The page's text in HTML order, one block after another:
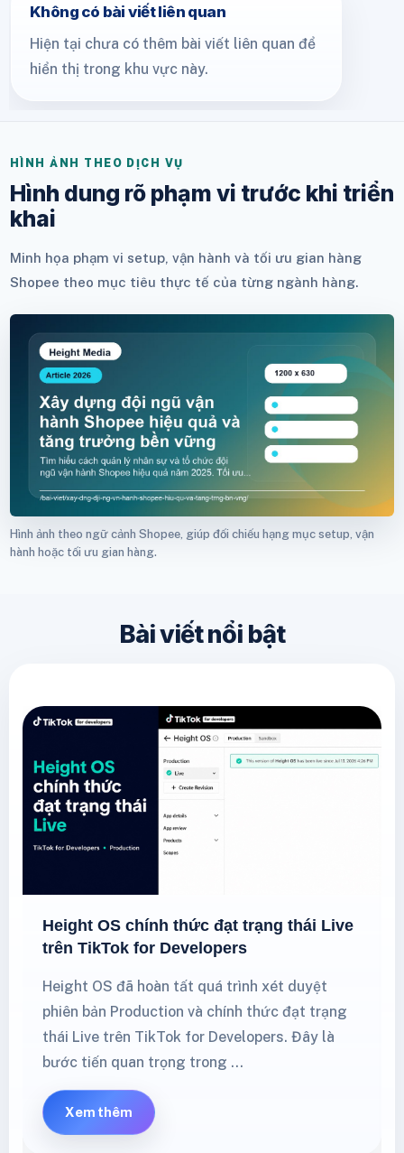
Không có bài viết liên quan
Hiện tại chưa có thêm bài viết liên quan để
hiển thị trong khu vực này.
HÌNH ẢNH THEO DỊCH VỤ
Hình dung rõ phạm vi trước khi triển
khai
Minh họa phạm vi setup, vận hành và tối ưu gian hàng
Shopee theo mục tiêu thực tế của từng ngành hàng.
Hình ảnh theo ngữ cảnh Shopee, giúp đối chiếu hạng mục setup, vận
hành hoặc tối ưu gian hàng.
Bài viết nổi bật
Height OS chính thức đạt trạng thái Live
trên TikTok for Developers
Height OS đã hoàn tất quá trình xét duyệt
phiên bản Production và chính thức đạt trạng
thái Live trên TikTok for Developers. Đây là
bước tiến quan trọng trong …
Xem thêm